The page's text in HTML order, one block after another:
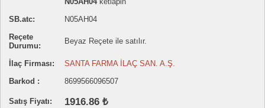
SB.atc:
N05AH04
Reçete
Durumu:
Beyaz Reçete ile satılır.
İlaç Firması:
SANTA FARMA İLAÇ SAN. A.Ş.
Barkod :
8699566096507
Satış Fiyatı: 1916.86 ₺